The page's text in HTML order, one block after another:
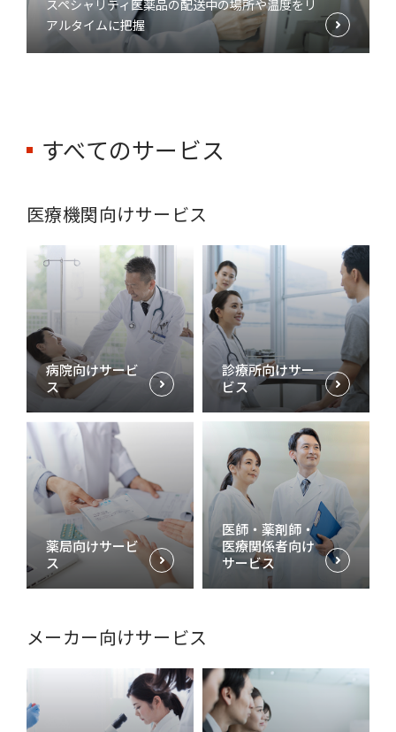
スペシャリティ医薬品の配送中の場所や温度をリ
アルタイムに把握
すべてのサービス
医療機関向けサービス
病院向けサービ
ス
診療所向けサー
ビス
薬局向けサービ
ス
医師・薬剤師・
医療関係者向け
サービス
メーカー向けサービス